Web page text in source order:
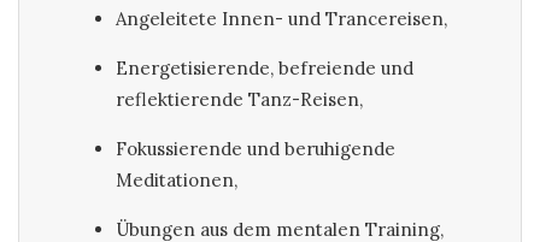
Angeleitete Innen- und Trancereisen,
Energetisierende, befreiende und
reflektierende Tanz-Reisen,
Fokussierende und beruhigende
Meditationen,
Übungen aus dem mentalen Training,